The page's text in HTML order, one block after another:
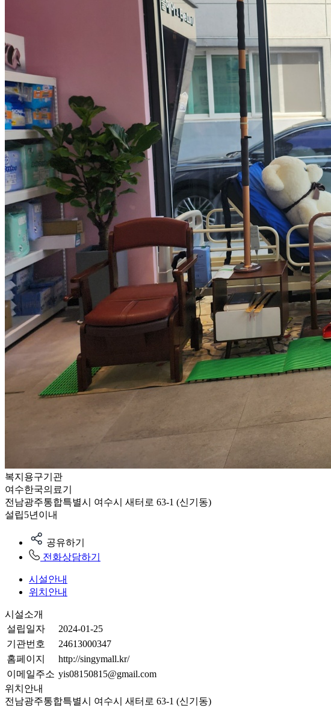
복지용구기관
여수한국의료기
전남광주통합특별시 여수시 새터로 63-1 (신기동)
설립5년이내
공유하기
전화상담하기
시설안내
위치안내
시설소개
설립일자
2024-01-25
기관번호
24613000347
홈페이지
http://singymall.kr/
이메일주소 yis08150815@gmail.com
위치안내
전남광주통합특별시 여수시 새터로 63-1 (신기동)